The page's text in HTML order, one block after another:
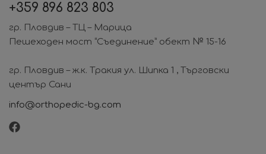
+359 896 823 803
гр. Пловдив – ТЦ – Марица
Пешеходен мост “Съединение” обект № 15-16
гр. Пловдив – ж.к. Тракия ул. Шипка 1 , Търговски
център Сани
info@orthopedic-bg.com